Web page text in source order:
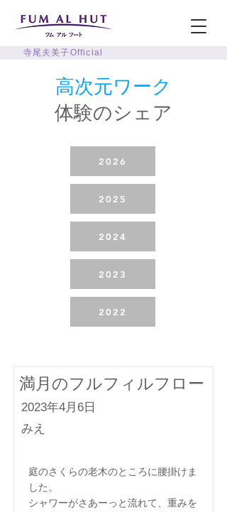
寺尾夫美子Official
高次元ワーク
体験のシェア
2026
2025
2024
2023
2022
満月のフルフィルフロー
2023年4月6日
みえ
庭のさくらの老木のところに腰掛けま
した。
シャワーがさあーっと流れて、重みを